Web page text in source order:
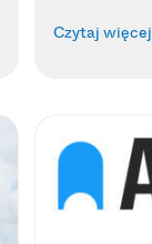
Czytaj więcej